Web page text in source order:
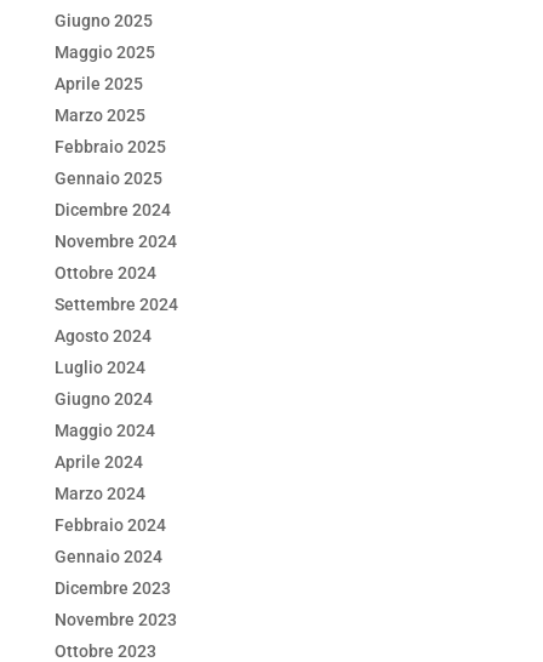
Giugno 2025
Maggio 2025
Aprile 2025
Marzo 2025
Febbraio 2025
Gennaio 2025
Dicembre 2024
Novembre 2024
Ottobre 2024
Settembre 2024
Agosto 2024
Luglio 2024
Giugno 2024
Maggio 2024
Aprile 2024
Marzo 2024
Febbraio 2024
Gennaio 2024
Dicembre 2023
Novembre 2023
Ottobre 2023